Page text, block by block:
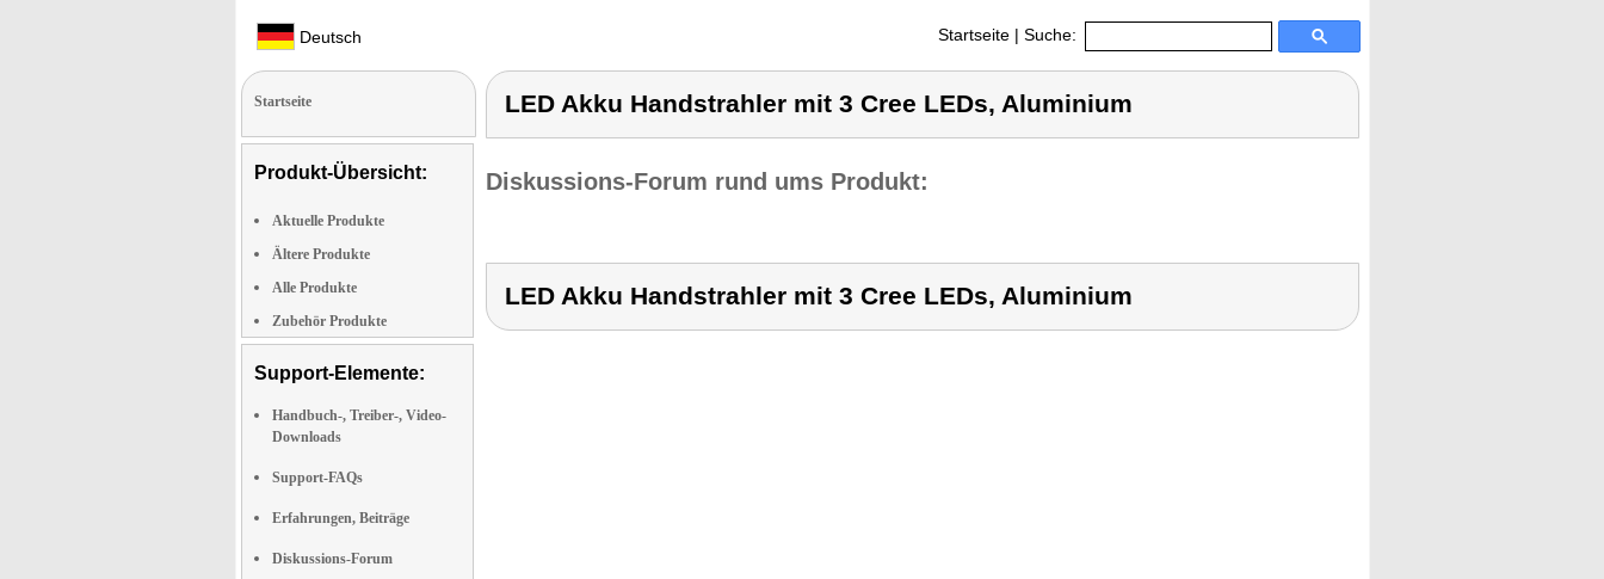
Deutsch Startseite | Suche:
Startseite
Produkt-Übersicht:
Aktuelle Produkte
Ältere Produkte
Alle Produkte
Zubehör Produkte
Support-Elemente:
Handbuch-, Treiber-, Video-
Downloads
Support-FAQs
Erfahrungen, Beiträge
Diskussions-Forum
LED Akku Handstrahler mit 3 Cree LEDs, Aluminium
Diskussions-Forum rund ums Produkt:
LED Akku Handstrahler mit 3 Cree LEDs, Aluminium